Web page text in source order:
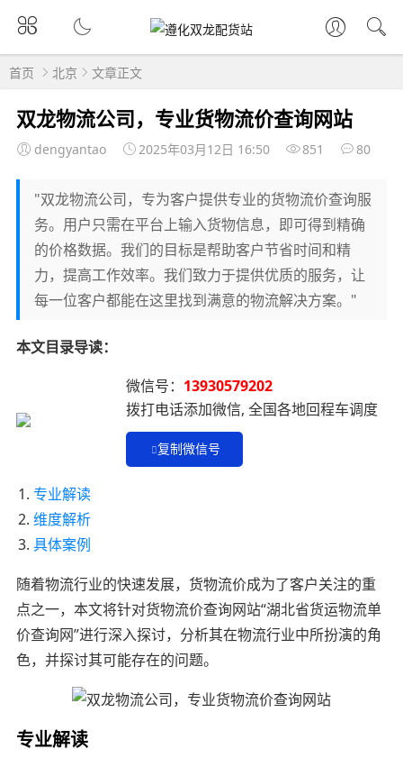
首页 北京 文章正文
双龙物流公司，专业货物流价查询网站
dengyantao 2025年03月12日 16:50 851 80
"双龙物流公司，专为客户提供专业的货物流价查询服
务。用户只需在平台上输入货物信息，即可得到精确
的价格数据。我们的目标是帮助客户节省时间和精
力，提高工作效率。我们致力于提供优质的服务，让
每一位客户都能在这里找到满意的物流解决方案。"
本文目录导读：
微信号： 13930579202
拨打电话添加微信, 全国各地回程车调度
复制微信号
专业解读
维度解析
具体案例
随着物流行业的快速发展，货物流价成为了客户关注的重
点之一，本文将针对货物流价查询网站“湖北省货运物流单
价查询网”进行深入探讨，分析其在物流行业中所扮演的角
色，并探讨其可能存在的问题。
专业解读